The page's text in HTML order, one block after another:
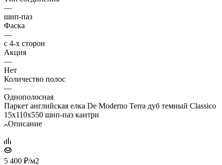
—
шип-паз
Фаска
—
с 4-х сторон
Акция
—
Нет
Количество полос
—
Однополосная
Паркет английская елка De Moderno Terra дуб темный Classico
15х110х550 шип-паз кантри
Описание
5 400 ₽/м2